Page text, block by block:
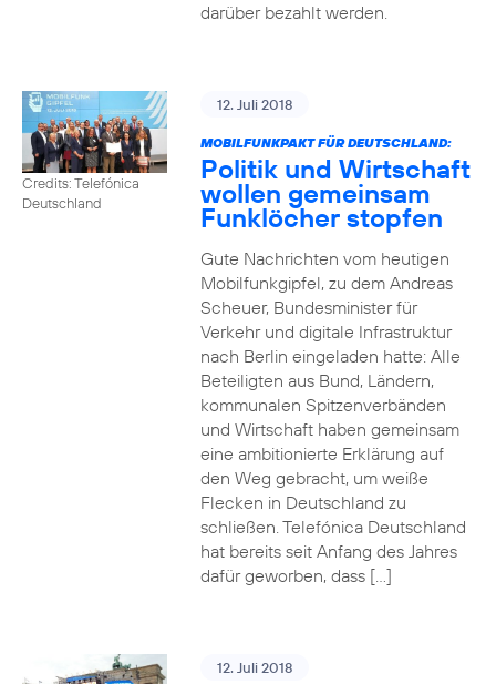
darüber bezahlt werden.
Credits: Telefónica
Deutschland
12. Juli 2018
MOBILFUNKPAKT FÜR DEUTSCHLAND:
Politik und Wirtschaft
wollen gemeinsam
Funklöcher stopfen
Gute Nachrichten vom heutigen
Mobilfunkgipfel, zu dem Andreas
Scheuer, Bundesminister für
Verkehr und digitale Infrastruktur
nach Berlin eingeladen hatte: Alle
Beteiligten aus Bund, Ländern,
kommunalen Spitzenverbänden
und Wirtschaft haben gemeinsam
eine ambitionierte Erklärung auf
den Weg gebracht, um weiße
Flecken in Deutschland zu
schließen. Telefónica Deutschland
hat bereits seit Anfang des Jahres
dafür geworben, dass […]
12. Juli 2018